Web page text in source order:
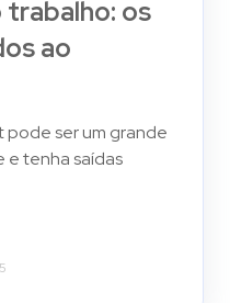
trabalho: os
ao
pode ser um grande
e tenha saídas